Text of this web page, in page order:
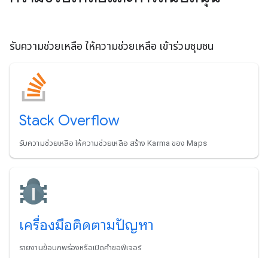
รับความช่วยเหลือ ให้ความช่วยเหลือ เข้าร่วมชุมชน
Stack Overflow
รับความช่วยเหลือ ให้ความช่วยเหลือ สร้าง Karma ของ Maps
เครื่องมือติดตามปัญหา
รายงานข้อบกพร่องหรือเปิดคำขอฟีเจอร์